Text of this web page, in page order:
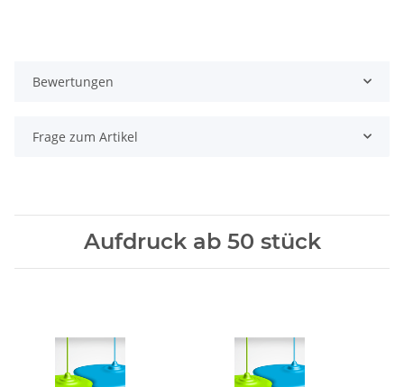
Bewertungen
Frage zum Artikel
Aufdruck ab 50 stück